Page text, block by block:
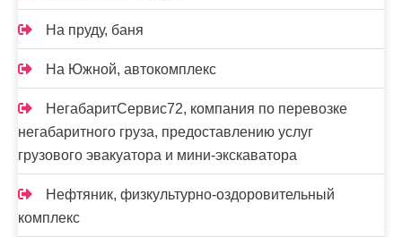
На пруду, баня
На Южной, автокомплекс
НегабаритСервис72, компания по перевозке
негабаритного груза, предоставлению услуг
грузового эвакуатора и мини-экскаватора
Нефтяник, физкультурно-оздоровительный
комплекс